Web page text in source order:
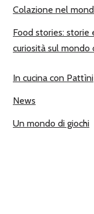
Colazione nel
Food stories: storie
curiosità sul mondo
In cucina con Pattìni
News
Un mondo di giochi